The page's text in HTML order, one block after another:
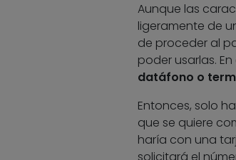
Aunque las
ligeramente de
de proceder al
poder usarlas.
datáfono o
Entonces, solo
que se quiere
haría con una